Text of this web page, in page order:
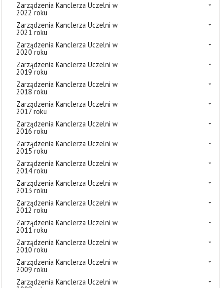
Zarządzenia Kanclerza Uczelni w
2022 roku
Zarządzenia Kanclerza Uczelni w
2021 roku
Zarządzenia Kanclerza Uczelni w
2020 roku
Zarządzenia Kanclerza Uczelni w
2019 roku
Zarządzenia Kanclerza Uczelni w
2018 roku
Zarządzenia Kanclerza Uczelni w
2017 roku
Zarządzenia Kanclerza Uczelni w
2016 roku
Zarządzenia Kanclerza Uczelni w
2015 roku
Zarządzenia Kanclerza Uczelni w
2014 roku
Zarządzenia Kanclerza Uczelni w
2013 roku
Zarządzenia Kanclerza Uczelni w
2012 roku
Zarządzenia Kanclerza Uczelni w
2011 roku
Zarządzenia Kanclerza Uczelni w
2010 roku
Zarządzenia Kanclerza Uczelni w
2009 roku
Zarządzenia Kanclerza Uczelni w